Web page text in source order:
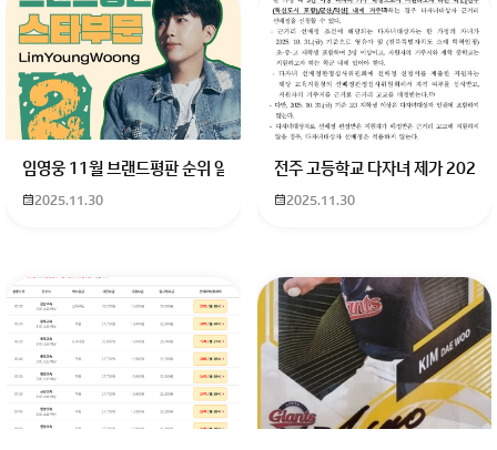
임영웅 11월 브랜드평판 순위 알고싶어요 임영웅 11월 브랜드평판에서
2025.11.30
전주 고등학교 다자녀 제가 2027
2025.11.30